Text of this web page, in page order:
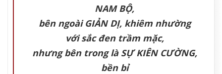
NAM BỘ,
bên ngoàiGIẢN DỊ, khiêm nhường
với sắc đen trầm mặc,
nhưng bên trong làSỰ KIÊN CƯỜNG,
bền bỉ